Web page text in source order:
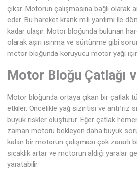
çıkar. Motorun çalışmasına bağlı olarak
eder. Bu hareket krank mili yardımı ile
kadar ulaşır. Motor bloğunda bulunan
olarak aşırı ısınma ve sürtünme gibi
motor bloğunda koruyucu motor yağı
Motor Bloğu Çatlağı
Motor bloğunda ortaya çıkan bir çatlak
etkiler. Öncelikle yağ sızıntısı ve antifriz
büyük riskler oluşturur. Eğer çatlak
zaman motoru bekleyen daha büyük
kalan bir motorun çalışması çok zararlı
sıcaklık artar ve motorun aldığı yaralar
yaratabilir.